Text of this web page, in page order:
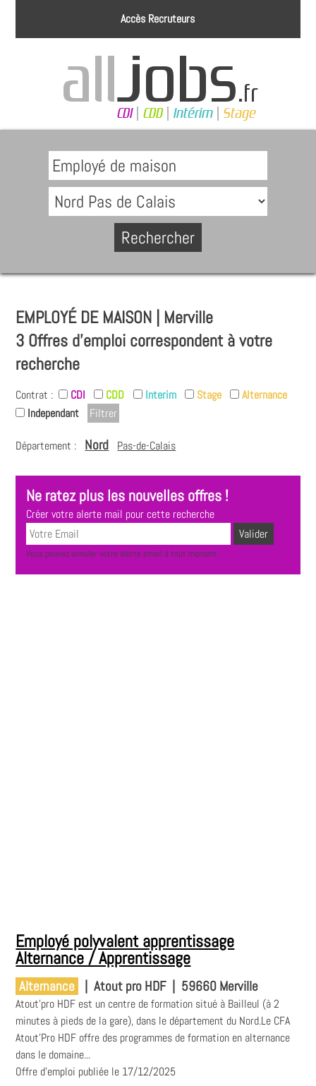
Accès Recruteurs
EMPLOYÉ DE MAISON | Merville
3 Offres d'emploi correspondent à votre
recherche
Contrat : CDI CDD Interim Stage
Alternance
Independant
Département : Nord Pas-de-Calais
Ne ratez plus les nouvelles offres !
Créer votre alerte mail pour cette recherche
Vous pouvez annuler votre alerte email à tout moment.
Employé polyvalent apprentissage
Alternance / Apprentissage
Alternance | Atout pro HDF | 59660 Merville
Atout'pro HDF est un centre de formation situé à Bailleul (à 2
minutes à pieds de la gare), dans le département du Nord.Le CFA
Atout'Pro HDF offre des programmes de formation en alternance
dans le domaine...
Offre d'emploi publiée le 17/12/2025